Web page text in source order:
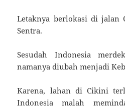
Letaknya berlokasi di jalan
Sentra.
Sesudah Indonesia
namanya diubah menjadi
Karena, lahan di Cikini
Indonesia malah